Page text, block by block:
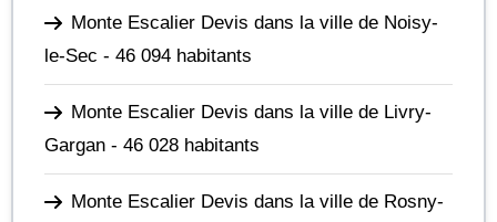
Monte Escalier Devis dans la ville de Noisy-
le-Sec - 46 094 habitants
Monte Escalier Devis dans la ville de Livry-
Gargan - 46 028 habitants
Monte Escalier Devis dans la ville de Rosny-